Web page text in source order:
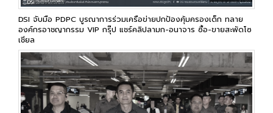
DSI จับมือ PDPC บูรณาการร่วมเครือข่ายปกป้องคุ้มครองเด็ก ทลาย
องค์กรอาชญากรรม VIP กรุ๊ป แชร์คลิปลามก-อนาจาร ซื้อ-ขายสะพัดโซ
เชียล